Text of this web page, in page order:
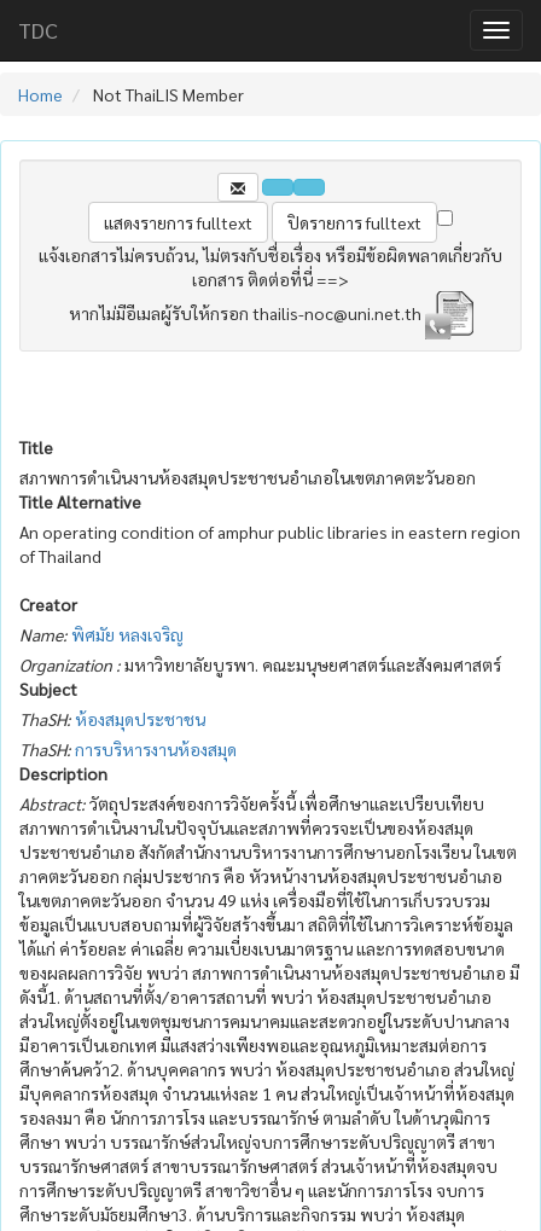
TDC
Home Not ThaiLIS Member
แจ้งเอกสารไม่ครบถ้วน, ไม่ตรงกับชื่อเรื่อง หรือมีข้อผิดพลาดเกี่ยวกับ
เอกสาร ติดต่อที่นี่ ==>
หากไม่มีอีเมลผู้รับให้กรอก thailis-noc@uni.net.th
Title
สภาพการดำเนินงานห้องสมุดประชาชนอำเภอในเขตภาคตะวันออก
Title Alternative
An operating condition of amphur public libraries in eastern region
of Thailand
Creator
Name:พิศมัย หลงเจริญ
Organization :มหาวิทยาลัยบูรพา. คณะมนุษยศาสตร์และสังคมศาสตร์
Subject
ThaSH:ห้องสมุดประชาชน
ThaSH:การบริหารงานห้องสมุด
Description
Abstract:วัตถุประสงค์ของการวิจัยครั้งนี้ เพื่อศึกษาและเปรียบเทียบ
สภาพการดำเนินงานในปัจจุบันและสภาพที่ควรจะเป็นของห้องสมุด
ประชาชนอำเภอ สังกัดสำนักงานบริหารงานการศึกษานอกโรงเรียน ในเขต
ภาคตะวันออก กลุ่มประชากร คือ หัวหน้างานห้องสมุดประชาชนอำเภอ
ในเขตภาคตะวันออก จำนวน 49 แห่ง เครื่องมือที่ใช้ในการเก็บรวบรวม
ข้อมูลเป็นแบบสอบถามที่ผู้วิจัยสร้างขึ้นมา สถิติที่ใช้ในการวิเคราะห์ข้อมูล
ได้แก่ ค่าร้อยละ ค่าเฉลี่ย ความเบี่ยงเบนมาตรฐาน และการทดสอบขนาด
ของผลผลการวิจัย พบว่า สภาพการดำเนินงานห้องสมุดประชาชนอำเภอ มี
ดังนี้1. ด้านสถานที่ตั้ง/อาคารสถานที่ พบว่า ห้องสมุดประชาชนอำเภอ
ส่วนใหญ่ตั้งอยู่ในเขตชุมชนการคมนาคมและสะดวกอยู่ในระดับปานกลาง
มีอาคารเป็นเอกเทศ มีแสงสว่างเพียงพอและอุณหภูมิเหมาะสมต่อการ
ศึกษาค้นคว้า2. ด้านบุคคลากร พบว่า ห้องสมุดประชาชนอำเภอ ส่วนใหญ่
มีบุคคลากรห้องสมุด จำนวนแห่งละ 1 คน ส่วนใหญ่เป็นเจ้าหน้าที่ห้องสมุด
รองลงมา คือ นักการภารโรง และบรรณารักษ์ ตามลำดับ ในด้านวุฒิการ
ศึกษา พบว่า บรรณารักษ์ส่วนใหญ่จบการศึกษาระดับปริญญาตรี สาขา
บรรณารักษศาสตร์ สาขาบรรณารักษศาสตร์ ส่วนเจ้าหน้าที่ห้องสมุดจบ
การศึกษาระดับปริญญาตรี สาขาวิชาอื่น ๆ และนักการภารโรง จบการ
ศึกษาระดับมัธยมศึกษา3. ด้านบริการและกิจกรรม พบว่า ห้องสมุด